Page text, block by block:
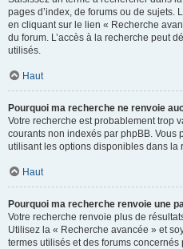
pages d’index, de forums ou de sujets.
en cliquant sur le lien « Recherche
du forum. L’accès à la recherche peut
utilisés.
Haut
Pourquoi ma recherche ne renvoie
Votre recherche est probablement trop
courants non indexés par phpBB. Vous
utilisant les options disponibles dans la
Haut
Pourquoi ma recherche renvoie une
Votre recherche renvoie plus de
Utilisez la « Recherche avancée » et
termes utilisés et des forums concernés